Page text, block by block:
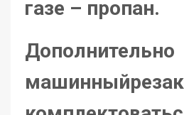
газе – пропан.
Дополнительно